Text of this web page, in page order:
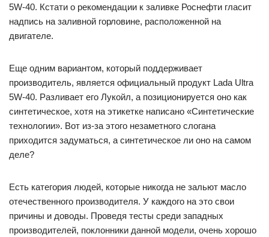
5W-40. Кстати о рекомендации к заливке Роснефти гласит
надпись на заливной горловине, расположенной на
двигателе.
Еще одним вариантом, который поддерживает
производитель, является официальный продукт Lada Ultra
5W-40. Разливает его Лукойл, а позиционируется оно как
синтетическое, хотя на этикетке написано «Синтетические
технологии». Вот из-за этого незаметного слогана
приходится задуматься, а синтетическое ли оно на самом
деле?
Есть категория людей, которые никогда не зальют масло
отечественного производителя. У каждого на это свои
причины и доводы. Проведя тесты среди западных
производителей, поклонники данной модели, очень хорошо